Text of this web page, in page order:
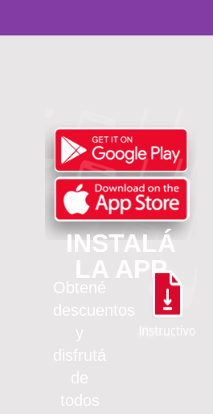
INSTALÁ
LA APP
Obtené
descuentos
y
disfrutá
de
todos